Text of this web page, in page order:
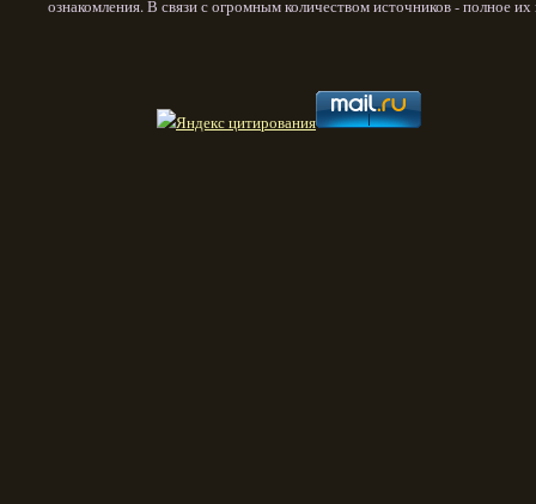
ознакомления. В связи с огромным количеством источников - полное